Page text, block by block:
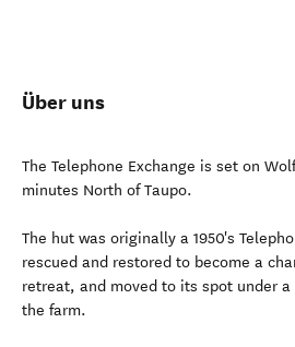
Über uns
The Telephone Exchange is set on
minutes North of Taupo.
The hut was originally a 1950's
rescued and restored to become a
retreat, and moved to its spot under a
the farm.